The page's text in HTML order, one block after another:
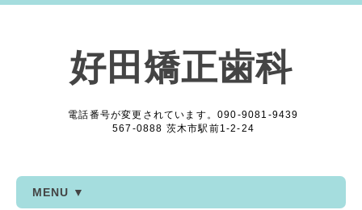
好田矯正歯科
電話番号が変更されています。090-9081-9439
567-0888 茨木市駅前1-2-24
MENU ▼